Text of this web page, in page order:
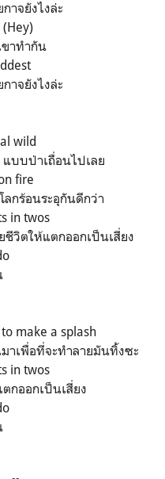
าจยังไงล่ะ
าทำกัน
าจยังไงล่ะ
wild
แบบป่าเถื่อนไปเลย
fire
กร้อนระอุกันดีกว่า
in twos
วิตให้แตกออกเป็นเสี่ยง
make a splash
าเพื่อที่จะทำลายมันทิ้งซะ
in twos
กออกเป็นเสี่ยง